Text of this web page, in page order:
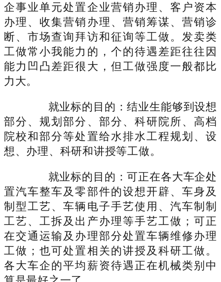
企事业单元处置企业营销办理、客户资本
办理、收集营销办理、营销筹谋、营销诊
断、市场查询拜访和征询等工做。发卖类
工做常小我能力的，个的待遇差距往往因
能力凹凸差距很大，但工做强度一般都比
力大。
就业标的目的：结业生能够到设想
部分、规划部分、部分、科研院所、高档
院校和部分等处置给水排水工程规划、设
想、办理、科研和讲授等工做。
就业标的目的：可正在各大车企处
置汽车整车及零部件的设想开辟、车身及
制型工艺、车辆电子手艺使用、汽车制制
工艺、工拆及出产办理等手艺工做；可正
在交通运输及办理部分处置车辆维修办理
工做；也可处置相关的讲授及科研工做。
各大车企的平均薪资待遇正在机械类别中